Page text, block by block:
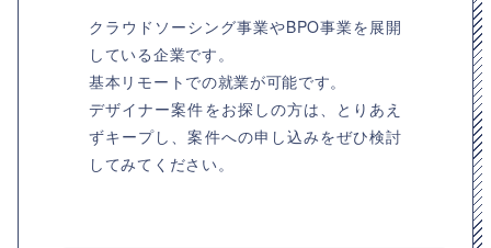
クラウドソーシング事業やBPO事業を展開
している企業です。
基本リモートでの就業が可能です。
デザイナー案件をお探しの方は、とりあえ
ずキープし、案件への申し込みをぜひ検討
してみてください。